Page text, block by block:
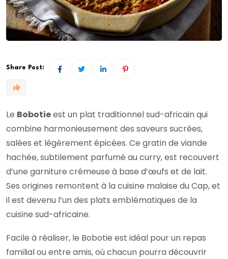
Share Post:
Le Bobotieest un plat traditionnel sud-africain qui
combine harmonieusement des saveurs sucrées,
salées et légèrement épicées. Ce gratin de viande
hachée, subtilement parfumé au curry, est recouvert
d’une garniture crémeuse à base d’œufs et de lait.
Ses origines remontent à la cuisine malaise du Cap, et
il est devenu l’un des plats emblématiques de la
cuisine sud-africaine.
Facile à réaliser, le Bobotie est idéal pour un repas
familial ou entre amis, où chacun pourra découvrir